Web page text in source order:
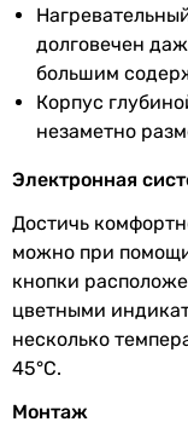
Сила тока
Монтаж
Управление
Особенности
модели
Класс
защиты
температура
долговечен
большим
Корпус
незаметно
Электронная
Достичь
можно при
кнопки
цветными
несколько
45°C.
Монтаж